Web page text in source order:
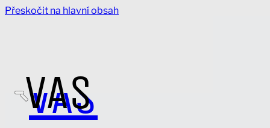
Přeskočit na hlavní obsah
VAS
VAS